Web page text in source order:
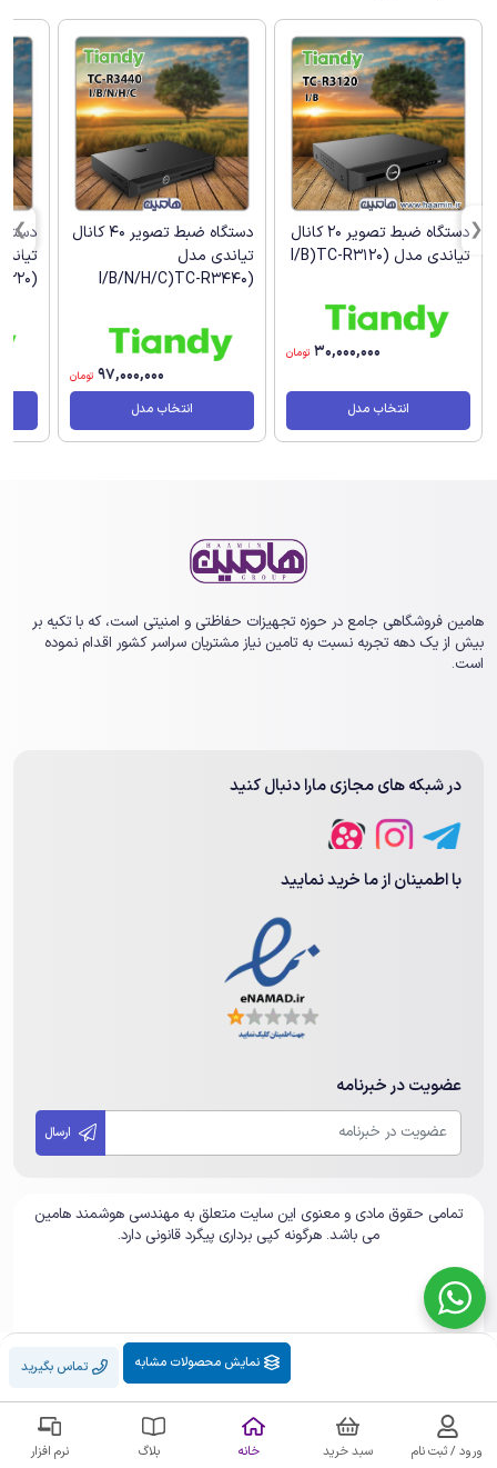
دستگاه ضبط تصویر 20 کانال
تیاندی مدل (I/B)TC-R3120
30,000,000 تومان
انتخاب مدل
دستگاه ضبط تصویر 40 کانال
تیاندی مدل
(I/B/N/H/C)TC-R3440
97,000,000 تومان
انتخاب مدل
(I/B/P16/K/V3)TC-R3220
هامین فروشگاهی جامع در حوزه تجهیزات حفاظتی و امنیتی است، که با تکیه بر
بیش از یک ‏دهه تجربه نسبت به تامین نیاز مشتریان سراسر کشور اقدام نموده
است.
در شبکه های مجازی مارا دنبال کنید
با اطمینان از ما خرید نمایید
عضویت در خبرنامه
تمامی حقوق مادی و معنوی این سایت متعلق به مهندسی هوشمند هامین
می باشد. هرگونه کپی برداری پیگرد قانونی دارد.
تماس بگیرید نمایش محصولات مشابه
ورود / ثبت نام سبد خرید خانه بلاگ نرم افزار